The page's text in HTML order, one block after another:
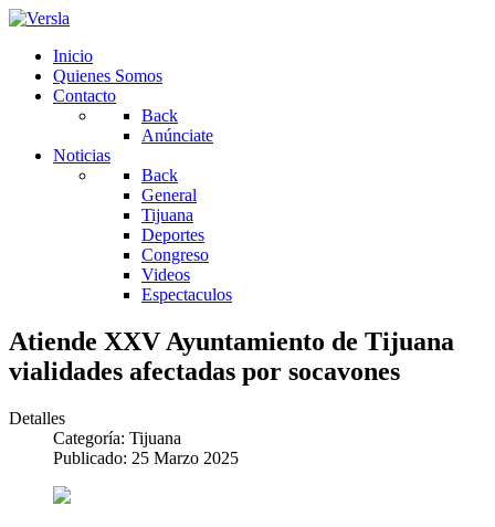
Inicio
Quienes Somos
Contacto
Back
Anúnciate
Noticias
Back
General
Tijuana
Deportes
Congreso
Videos
Espectaculos
Atiende XXV Ayuntamiento de Tijuana
vialidades afectadas por socavones
Detalles
Categoría: Tijuana
Publicado: 25 Marzo 2025